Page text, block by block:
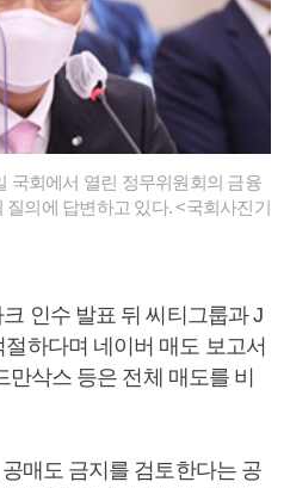
국회에서 열린 정무위원회의 금융
의에 답변하고 있다. <국회사진기
인수 발표 뒤 씨티그룹과 J
하다며 네이버 매도 보고서
삭스 등은 전체 매도를 비
매도 금지를 검토한다는 공